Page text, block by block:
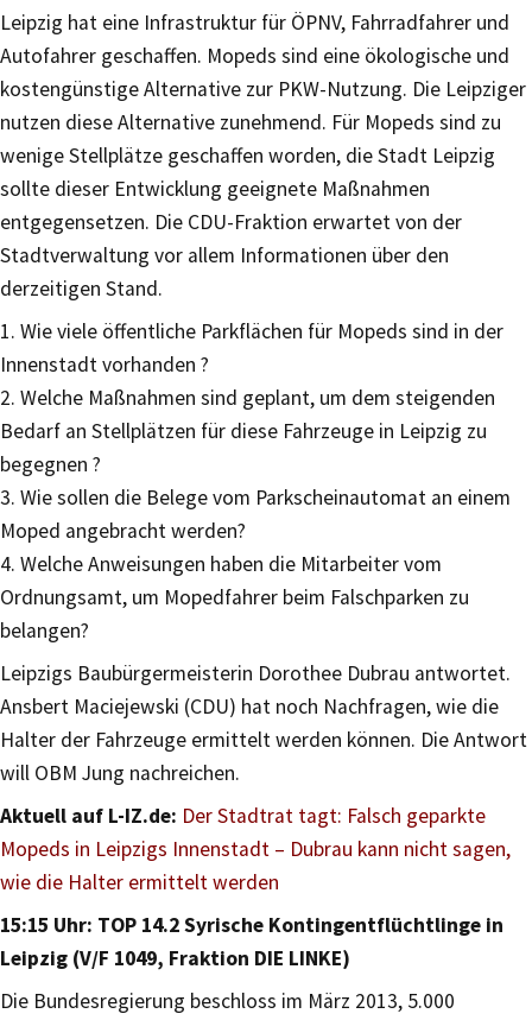
Leipzig hat eine Infrastruktur für ÖPNV, Fahrradfahrer und
Autofahrer geschaffen. Mopeds sind eine ökologische und
kostengünstige Alternative zur PKW-Nutzung. Die Leipziger
nutzen diese Alternative zunehmend. Für Mopeds sind zu
wenige Stellplätze geschaffen worden, die Stadt Leipzig
sollte dieser Entwicklung geeignete Maßnahmen
entgegensetzen. Die CDU-Fraktion erwartet von der
Stadtverwaltung vor allem Informationen über den
derzeitigen Stand.
1. Wie viele öffentliche Parkflächen für Mopeds sind in der
Innenstadt vorhanden ?
2. Welche Maßnahmen sind geplant, um dem steigenden
Bedarf an Stellplätzen für diese Fahrzeuge in Leipzig zu
begegnen ?
3. Wie sollen die Belege vom Parkscheinautomat an einem
Moped angebracht werden?
4. Welche Anweisungen haben die Mitarbeiter vom
Ordnungsamt, um Mopedfahrer beim Falschparken zu
belangen?
Leipzigs Baubürgermeisterin Dorothee Dubrau antwortet.
Ansbert Maciejewski (CDU) hat noch Nachfragen, wie die
Halter der Fahrzeuge ermittelt werden können. Die Antwort
will OBM Jung nachreichen.
Aktuell auf L-IZ.de: Der Stadtrat tagt: Falsch geparkte
Mopeds in Leipzigs Innenstadt – Dubrau kann nicht sagen,
wie die Halter ermittelt werden
15:15 Uhr: TOP 14.2 Syrische Kontingentflüchtlinge in
Leipzig (V/F 1049, Fraktion DIE LINKE)
Die Bundesregierung beschloss im März 2013, 5.000